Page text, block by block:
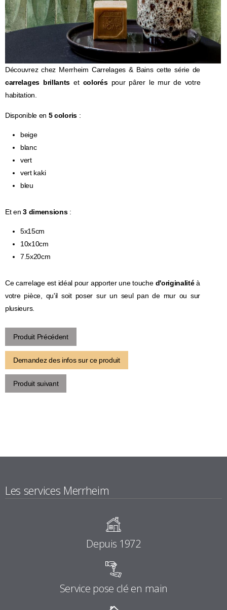
Découvrez chez Merrheim Carrelages & Bains cette série de
carrelages brillants et coloréspour pârer le mur de votre
habitation.
Disponible en 5 coloris:
beige
blanc
vert
vert kaki
bleu
Et en3 dimensions:
5x15cm
10x10cm
7.5x20cm
Ce carrelage est idéal pour apporter une touche d'originalitéà
votre pièce, qu'il soit poser sur un seul pan de mur ou sur
plusieurs.
Produit Précédent
Demandez des infos sur ce produit
Produit suivant
Les services Merrheim
Depuis 1972
Service pose clé en main